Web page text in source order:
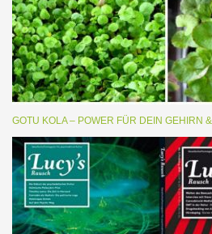
GOTU KOLA – POWER FÜR DEIN GEHIRN